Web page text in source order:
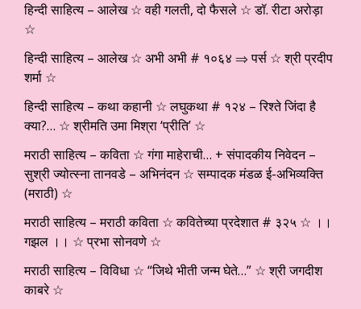
हिन्दी साहित्य – आलेख ☆ वही गलती, दो फैसले ☆ डॉ. रीटा अरोड़ा
☆
हिन्दी साहित्य – आलेख ☆ अभी अभी # १०६४ ⇒ पर्स ☆ श्री प्रदीप
शर्मा ☆
हिन्दी साहित्य – कथा कहानी ☆ लघुकथा # १२४ – रिश्ते जिंदा है
क्या?… ☆ श्रीमति उमा मिश्रा ‘प्रीति’ ☆
मराठी साहित्य – कविता ☆ गंगा माहेराची… + संपादकीय निवेदन –
सुश्री ज्योत्स्ना तानवडे – अभिनंदन ☆ सम्पादक मंडळ ई-अभिव्यक्ति
(मराठी) ☆
मराठी साहित्य – मराठी कविता ☆ कवितेच्या प्रदेशात # ३२५ ☆ ।।
गझल ।। ☆ प्रभा सोनवणे ☆
मराठी साहित्य – विविधा ☆ “जिथे भीती जन्म घेते…” ☆ श्री जगदीश
काबरे ☆